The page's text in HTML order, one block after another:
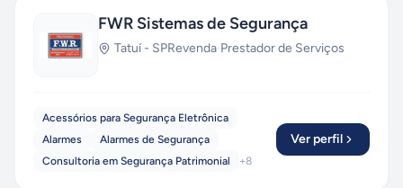
FWR Sistemas de Segurança
Tatuí- SPRevenda·Prestador de Serviços
Acessórios para Segurança Eletrônica
Alarmes
Alarmes de Segurança
Consultoria em Segurança Patrimonial
+8
Ver perfil